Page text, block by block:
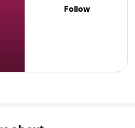
Follow